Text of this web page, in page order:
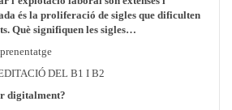
és la proliferació de sigles que dificulten
Què signifiquen les sigles…
DEL B1 I B2
digitalment?